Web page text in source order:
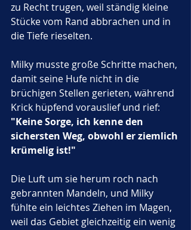
zu Recht trugen, weil ständig kleine
Stücke vom Rand abbrachen und in
die Tiefe rieselten.
Milky musste große Schritte machen,
damit seine Hufe nicht in die
brüchigen Stellen gerieten, während
Krick hüpfend vorauslief und rief:
"Keine Sorge, ich kenne den
sichersten Weg, obwohl er ziemlich
krümelig ist!"
Die Luft um sie herum roch nach
gebrannten Mandeln, und Milky
fühlte ein leichtes Ziehen im Magen,
weil das Gebiet gleichzeitig ein wenig